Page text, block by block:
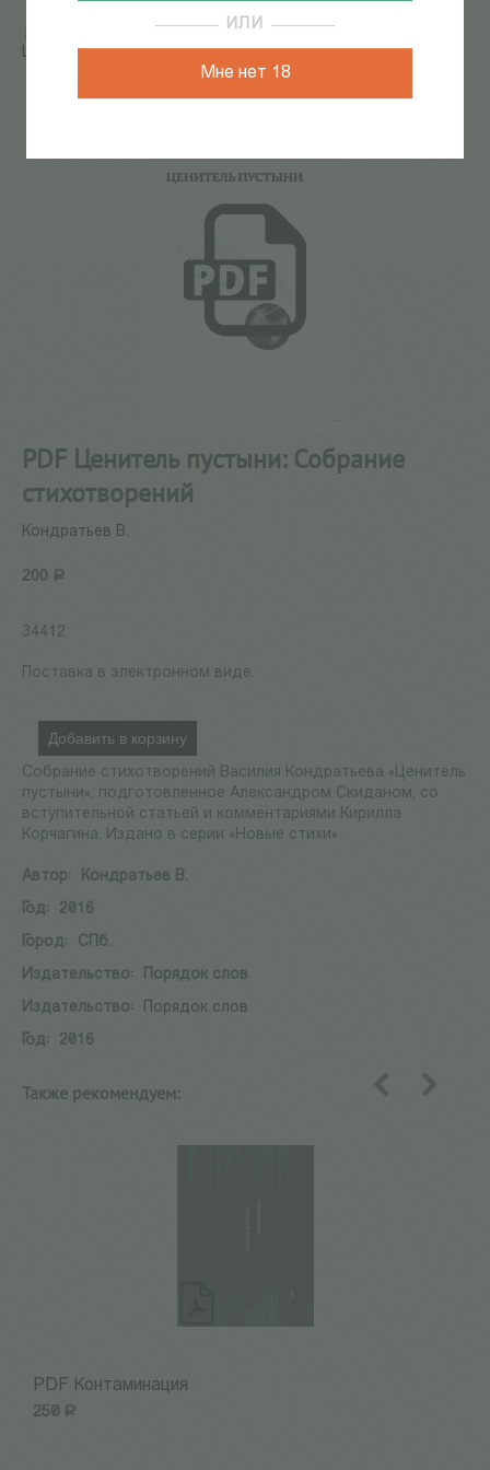
ИЛИ
Мне нет 18
Ценитель пустыни: Собрание стихотворений
PDF Ценитель пустыни: Собрание
стихотворений
Кондратьев В.
200 Р
34412
Поставка в электронном виде.
Добавить в корзину
Собрание стихотворений Василия Кондратьева «Ценитель
пустыни», подготовленное Александром Скиданом, со
вступительной статьей и комментариями Кирилла
Корчагина. Издано в серии «Новые стихи»
Автор:
Кондратьев В.
Год:
2016
Город:
СПб.
Издательство:
Порядок слов
Издательство:
Порядок слов
Год:
2016
Также рекомендуем:
PDF Контаминация
250 Р